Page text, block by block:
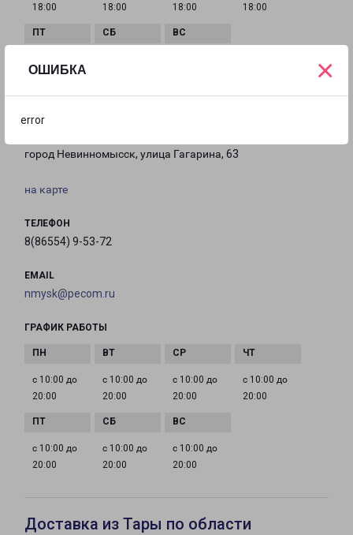
ОШИБКА
error
×
18:00 18:00 18:00 18:00
18:00
город Невинномысск, улица Гагарина, 63
на карте
ТЕЛЕФОН
8(86554) 9-53-72
EMAIL
nmysk@pecom.ru
ГРАФИК РАБОТЫ
с 10:00 до
20:00
с 10:00 до
20:00
с 10:00 до
20:00
с 10:00 до
20:00
с 10:00 до
20:00
с 10:00 до
20:00
с 10:00 до
20:00
Доставка из Тары по области